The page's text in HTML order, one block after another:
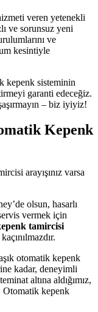
veren yetenekli
ve sorunsuz yeni
ve
kesintiyle
kepenk sisteminin
garanti edeceğiz.
– biz iyiyiz!
Kepenk
arayışınız varsa
olsun, hasarlı
vermek için
tamircisi
otomatik kepenk
kadar, deneyimli
altına aldığımız,
Otomatik kepenk